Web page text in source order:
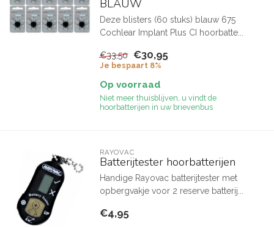
BLAUW
Deze blisters (60 stuks) blauw 675
Cochlear Implant Plus CI hoorbatte...
€33,50 €30,95
Je bespaart 8%
Op voorraad
Niet meer thuisblijven, u vindt de
hoorbatterijen in uw brievenbus
RAYOVAC
Batterijtester hoorbatterijen
Handige Rayovac batterijtester met
opbergvakje voor 2 reserve batterij...
€4,95